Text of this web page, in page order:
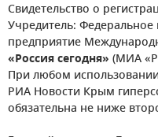
Свидетельство о
Учредитель: Федеральное
предприятие
«Россия сегодня» (МИА
При любом
РИА Новости Крым
обязательна не ниже